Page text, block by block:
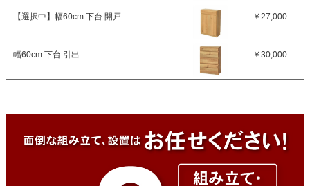
【選択中】 幅60cm 下台 開戸 ￥27,000
幅60cm 下台 引出 ￥30,000